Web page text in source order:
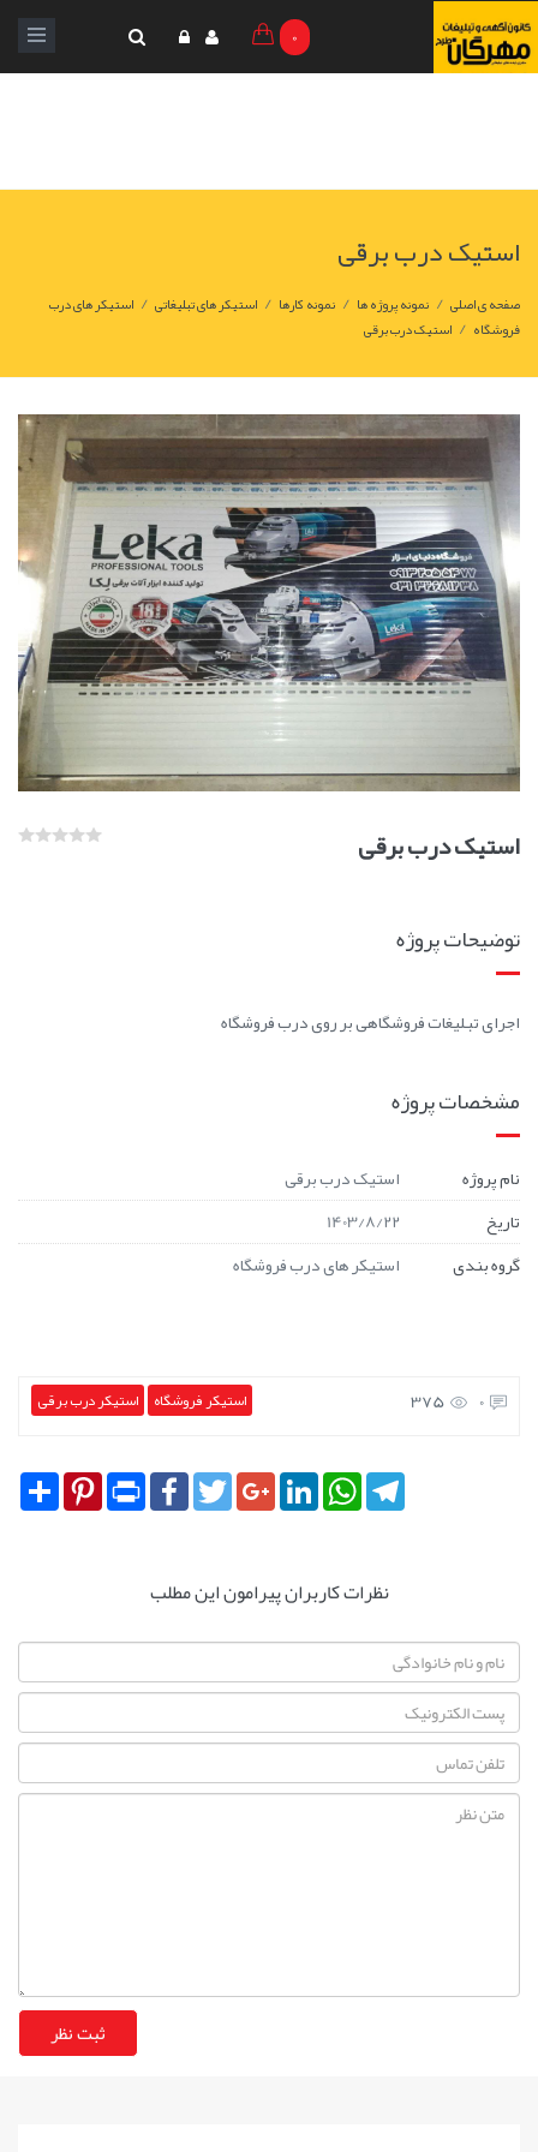
0
استیک درب برقی
صفحه ی اصلی / نمونه پروژه ها / نمونه کارها / استیکر های تبلیغاتی / استیکر های درب
فروشگاه / استیک درب برقی
استیک درب برقی
توضیحات پروژه
اجرای تبلیغات فروشگاهی بر روی درب فروشگاه
مشخصات پروژه
نام پروژه
استیک درب برقی
تاریخ
1403/8/22
گروه بندی
استیکر های درب فروشگاه
استیکر فروشگاه استیکر درب برقی 0
375
Share
Pinterest Print
FacebookTwitterGoogle+LinkedIn
WhatsAppTelegram
نظرات کاربران پیرامون این مطلب